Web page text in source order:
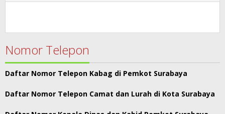
Nomor Telepon
Daftar Nomor Telepon Kabag di Pemkot Surabaya
Daftar Nomor Telepon Camat dan Lurah di Kota Surabaya